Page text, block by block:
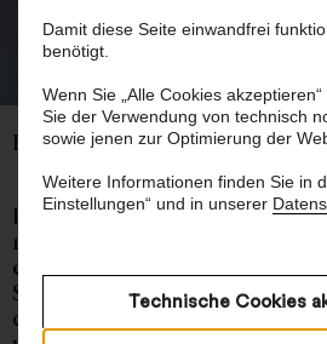
Damit diese Seite einwandfrei
benötigt.
Wenn Sie „Alle Cookies
Sie der Verwendung von technisch
sowie jenen zur Optimierung der
Weitere Informationen finden Sie in
Einstellungen“ und in unserer
Technische Cookies
Empfohlen ab 10 Jahren
Ludwig van Beethovens erste
mit einem Akkord, den an
erwartete! Was ist bitte so
Sinfonie auf diese Weise zu
das Publikum das damals